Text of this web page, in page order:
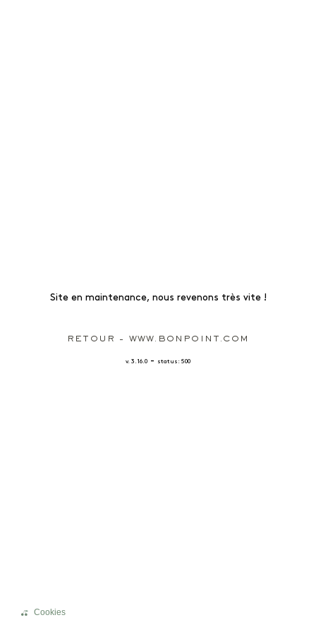
Site en maintenance, nous revenons très vite !
RETOUR - WWW.BONPOINT.COM
v. 3.16.0 - status: 500